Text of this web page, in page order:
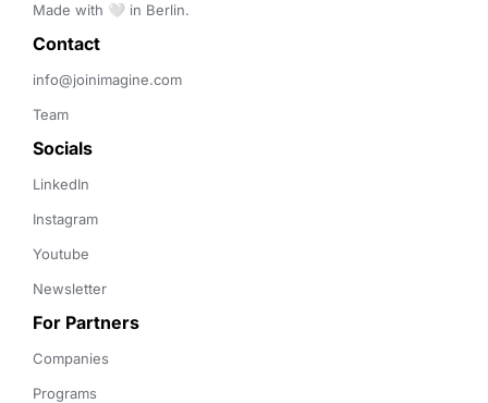
Made with 🤍 in Berlin.
Contact
info@joinimagine.com
Team
Socials
LinkedIn
Instagram
Youtube
Newsletter
For Partners
Companies
Programs